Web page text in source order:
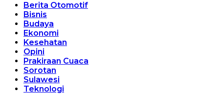
Berita Otomotif
Bisnis
Budaya
Ekonomi
Kesehatan
Opini
Prakiraan Cuaca
Sorotan
Sulawesi
Teknologi